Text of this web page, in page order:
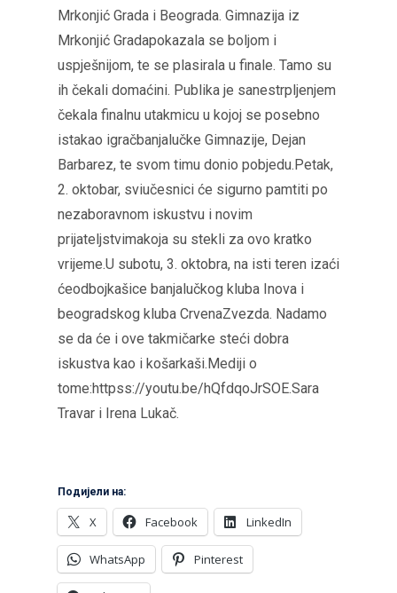
Mrkonjić Grada i Beograda. Gimnazija iz
Mrkonjić Gradapokazala se boljom i
uspješnijom, te se plasirala u finale. Tamo su
ih čekali domaćini. Publika je sanestrpljenjem
čekala finalnu utakmicu u kojoj se posebno
istakao igračbanjalučke Gimnazije, Dejan
Barbarez, te svom timu donio pobjedu.Petak,
2. oktobar, sviučesnici će sigurno pamtiti po
nezaboravnom iskustvu i novim
prijateljstvimakoja su stekli za ovo kratko
vrijeme.U subotu, 3. oktobra, na isti teren izaći
ćeodbojkašice banjalučkog kluba Inova i
beogradskog kluba CrvenaZvezda. Nadamo
se da će i ove takmičarke steći dobra
iskustva kao i košarkaši.Mediji o
tome:httpss://youtu.be/hQfdqoJrSOE.Sara
Travar i Irena Lukač.
Подијели на:
X Facebook LinkedIn
WhatsApp Pinterest